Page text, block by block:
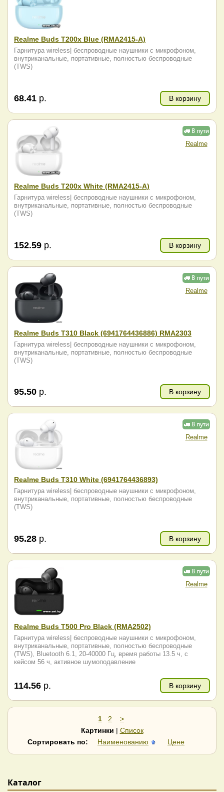
Realme Buds T200x Blue (RMA2415-A)
Гарнитура wireless| беспроводные наушники с микрофоном,
внутриканальные, портативные, полностью беспроводные
(TWS)
68.41 р. В корзину
Realme
Realme Buds T200x White (RMA2415-A)
Гарнитура wireless| беспроводные наушники с микрофоном,
внутриканальные, портативные, полностью беспроводные
(TWS)
152.59 р. В корзину
Realme
Realme Buds T310 Black (6941764436886) RMA2303
Гарнитура wireless| беспроводные наушники с микрофоном,
внутриканальные, портативные, полностью беспроводные
(TWS)
95.50 р. В корзину
Realme
Realme Buds T310 White (6941764436893)
Гарнитура wireless| беспроводные наушники с микрофоном,
внутриканальные, портативные, полностью беспроводные
(TWS)
95.28 р. В корзину
Realme
Realme Buds T500 Pro Black (RMA2502)
Гарнитура wireless| беспроводные наушники с микрофоном,
внутриканальные, портативные, полностью беспроводные
(TWS), Bluetooth 6.1, 20-40000 Гц, время работы 13.5 ч, с
кейсом 56 ч, активное шумоподавление
114.56 р. В корзину
1 2
>
Картинки | Список
Сортировать по:
Наименованию Цене
Каталог